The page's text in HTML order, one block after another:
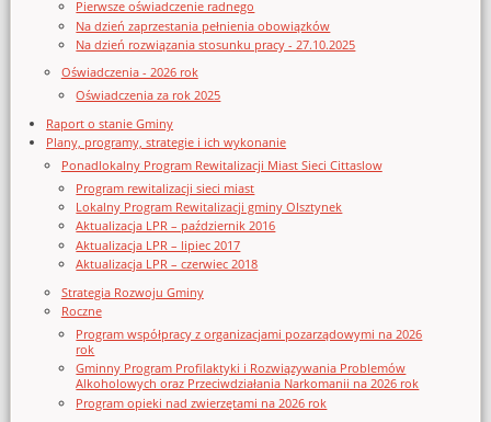
Pierwsze oświadczenie radnego
Na dzień zaprzestania pełnienia obowiązków
Na dzień rozwiązania stosunku pracy - 27.10.2025
Oświadczenia - 2026 rok
Oświadczenia za rok 2025
Raport o stanie Gminy
Plany, programy, strategie i ich wykonanie
Ponadlokalny Program Rewitalizacji Miast Sieci Cittaslow
Program rewitalizacji sieci miast
Lokalny Program Rewitalizacji gminy Olsztynek
Aktualizacja LPR – październik 2016
Aktualizacja LPR – lipiec 2017
Aktualizacja LPR – czerwiec 2018
Strategia Rozwoju Gminy
Roczne
Program współpracy z organizacjami pozarządowymi na 2026
rok
Gminny Program Profilaktyki i Rozwiązywania Problemów
Alkoholowych oraz Przeciwdziałania Narkomanii na 2026 rok
Program opieki nad zwierzętami na 2026 rok